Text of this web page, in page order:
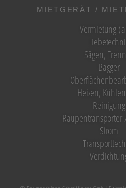
MIETGERÄT /
Vermietung
Sägen,
Bagger
Heizen,
Reinigung
Strom